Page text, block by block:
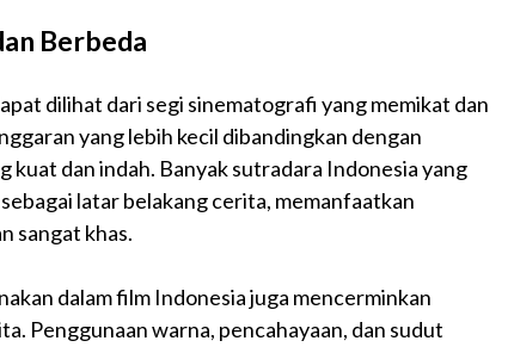
Berbeda
dilihat dari segi sinematografi yang memikat dan
yang lebih kecil dibandingkan dengan
kuat dan indah. Banyak sutradara Indonesia yang
latar belakang cerita, memanfaatkan
sangat khas.
dalam film Indonesia juga mencerminkan
Penggunaan warna, pencahayaan, dan sudut